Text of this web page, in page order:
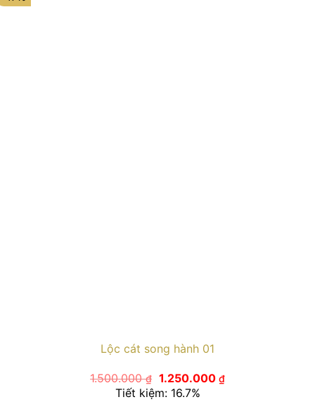
Lộc cát song hành 01
1.500.000₫ Giá
gốc
là:
1.250.000 ₫Giá
hiện
Tiết kiệm: 16.7%